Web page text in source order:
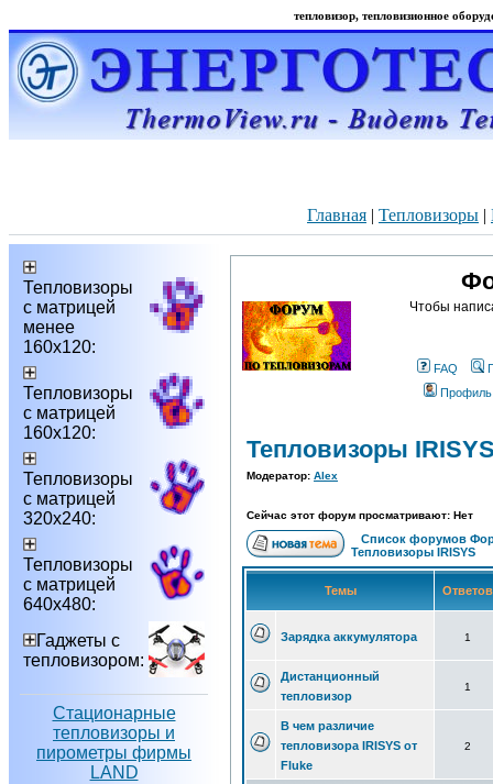
тепловизор, тепловизионное
Главная | Тепловизоры |
Тепловизоры
с матрицей
менее
160х120:
Тепловизоры
с матрицей
160х120:
Тепловизоры
с матрицей
320х240:
Тепловизоры
с матрицей
640х480:
Гаджеты с
тепловизором:
Стационарные
тепловизоры и
пирометры фирмы
LAND
Чтобы
FAQ
Профиль
Тепловизоры
Модератор: Alex
Сейчас этот форум просматривают: Нет
Список форумов
Тепловизоры IRISYS
Темы
Зарядка аккумулятора 1
Дистанционный
тепловизор
1
В чем различие
тепловизора IRISYS от
Fluke
2